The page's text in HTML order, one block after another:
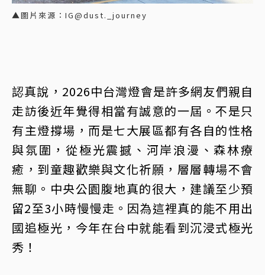
▲圖片來源：IG@dust._journey
認真說，2026中台灣燈會是許多網友們親自
走訪後近年覺得相當有誠意的一屆。不是只
有主燈撐場，而是七大展區都有各自的性格
與氛圍，從極光震撼、河岸浪漫、森林療
癒，到童趣歡樂與文化祈願，層層轉場不會
無聊。中央公園腹地真的很大，建議至少預
留2至3小時慢慢走。因為這裡真的能不用出
國追極光，今年在台中就能看到沉浸式極光
秀！